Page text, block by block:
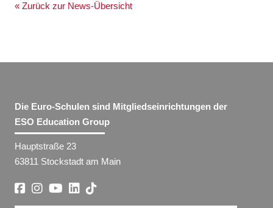
« Zurück zur News-Übersicht
Die Euro-Schulen sind Mitgliedseinrichtungen der
ESO Education Group
Hauptstraße 23
63811 Stockstadt am Main